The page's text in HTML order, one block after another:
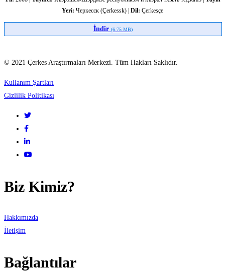
поэмэхэмрэ)
Yeri: Черкесск (Çerkessk) | Dil: Çerkesçe
İndir (6.75 MB)
© 2021 Çerkes Araştırmaları Merkezi. Tüm Hakları Saklıdır.
Kullanım Şartları
Gizlilik Politikası
Biz Kimiz?
Hakkımızda
İletişim
Bağlantılar